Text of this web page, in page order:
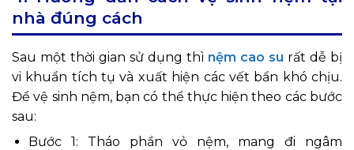
nhà đúng cách
Sau một thời gian sử dụng thì nệm cao su rất dễ bị
vi khuẩn tích tụ và xuất hiện các vết bẩn khó chịu.
Để vệ sinh nệm, bạn có thể thực hiện theo các bước
sau:
Bước 1: Tháo phần vỏ nệm, mang đi ngâm